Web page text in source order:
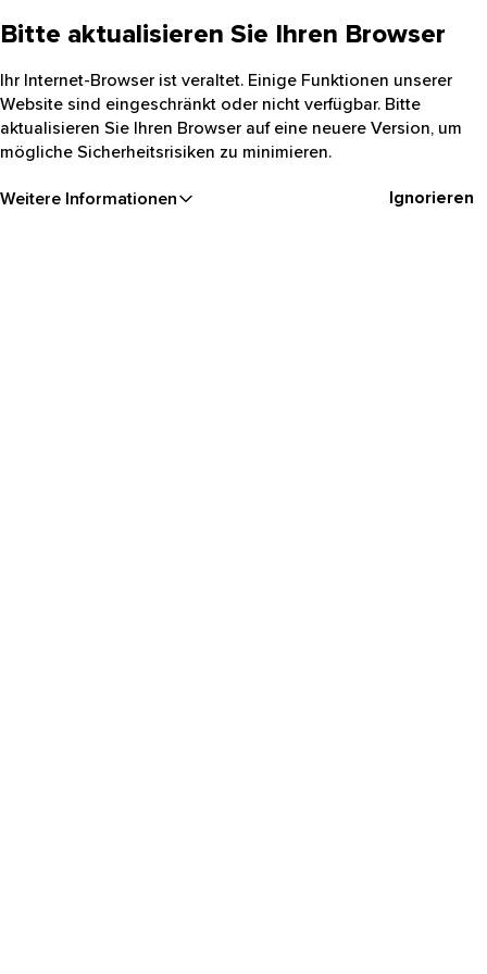
Bitte aktualisieren Sie Ihren Browser
Ihr Internet-Browser ist veraltet. Einige Funktionen unserer
Website sind eingeschränkt oder nicht verfügbar. Bitte
aktualisieren Sie Ihren Browser auf eine neuere Version, um
mögliche Sicherheitsrisiken zu minimieren.
Weitere Informationen Ignorieren